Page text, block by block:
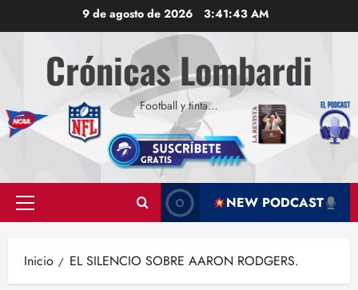
al
contenido
9 de agosto de 2026 3:41:44 AM
Crónicas Lombardi
Football y tinta…
Menú
NEW PODCAST
Inicio EL SILENCIO SOBRE AARON RODGERS.